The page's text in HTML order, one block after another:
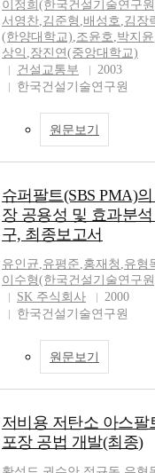
이정희(한국건설기술연구
서영찬,김준형 ,배성호,김장
(한양대학교),조윤호,박지윤
상익 ,장진연(중앙대학교)
건설교통부
2003
한국건설기술연구원
원문보기
슈퍼팔트(SBS PMA)
장 공용성 및 효과분
구, 최종보고서
유인균,유평준,홍재청 ,유형
이수형(한국건설기술연구
SK 주식회사
2000
한국건설기술연구원
원문보기
저비용 저탄소 아스팔
포장 공법 개발(최종)